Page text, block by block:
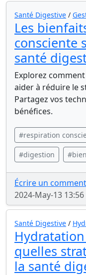
Santé Digestive /
Les
consciente
santé
Explorez
aider à réduire le
Partagez vos
bénéfices.
#respiration
#digestion
Écrire un
2024-May-13 13:56
Santé Digestive /
quelles
la santé